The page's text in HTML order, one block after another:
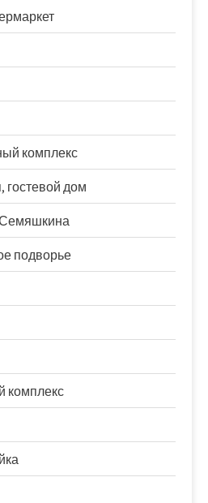
комплекс
гостевой дом
подворье
комплекс